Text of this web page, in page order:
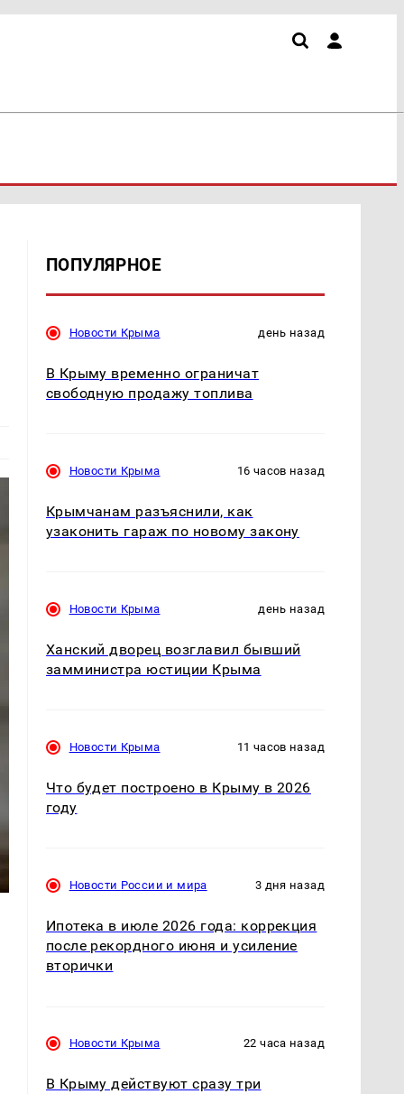
ПОПУЛЯРНОЕ
Новости Крыма день назад
В Крыму временно ограничат
свободную продажу топлива
Новости Крыма 16 часов назад
Крымчанам разъяснили, как
узаконить гараж по новому закону
Новости Крыма день назад
Ханский дворец возглавил бывший
замминистра юстиции Крыма
Новости Крыма 11 часов назад
Что будет построено в Крыму в 2026
году
Новости России и мира 3 дня назад
Ипотека в июле 2026 года: коррекция
после рекордного июня и усиление
вторички
Новости Крыма 22 часа назад
В Крыму действуют сразу три